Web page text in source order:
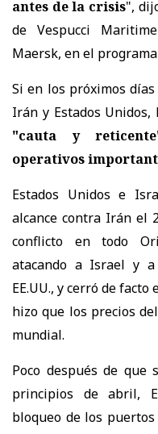
antes de la crisis",
de Vespucci
Maersk, en el programa
Si en los próximos
Irán y Estados
"cauta y
operativos
Estados Unidos e
alcance contra Irán el
conflicto en todo
atacando a Israel y
EE.UU., y cerró de
hizo que los precios
mundial.
Poco después de
principios de abril,
bloqueo de los